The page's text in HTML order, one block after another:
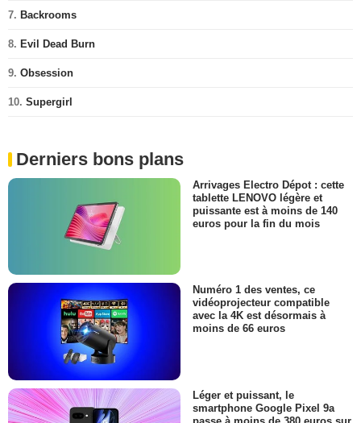
7. Backrooms
8. Evil Dead Burn
9. Obsession
10. Supergirl
Derniers bons plans
Arrivages Electro Dépot : cette
tablette LENOVO légère et
puissante est à moins de 140
euros pour la fin du mois
Numéro 1 des ventes, ce
vidéoprojecteur compatible
avec la 4K est désormais à
moins de 66 euros
Léger et puissant, le
smartphone Google Pixel 9a